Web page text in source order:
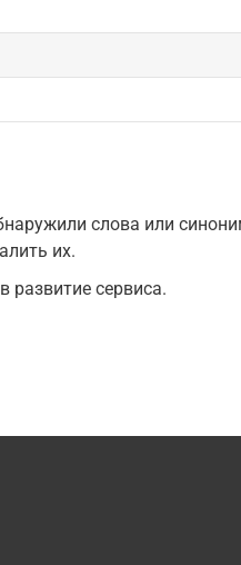
слова или
их.
сервиса.